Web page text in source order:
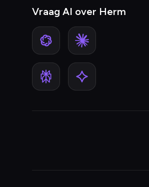
Vraag AI over Herm